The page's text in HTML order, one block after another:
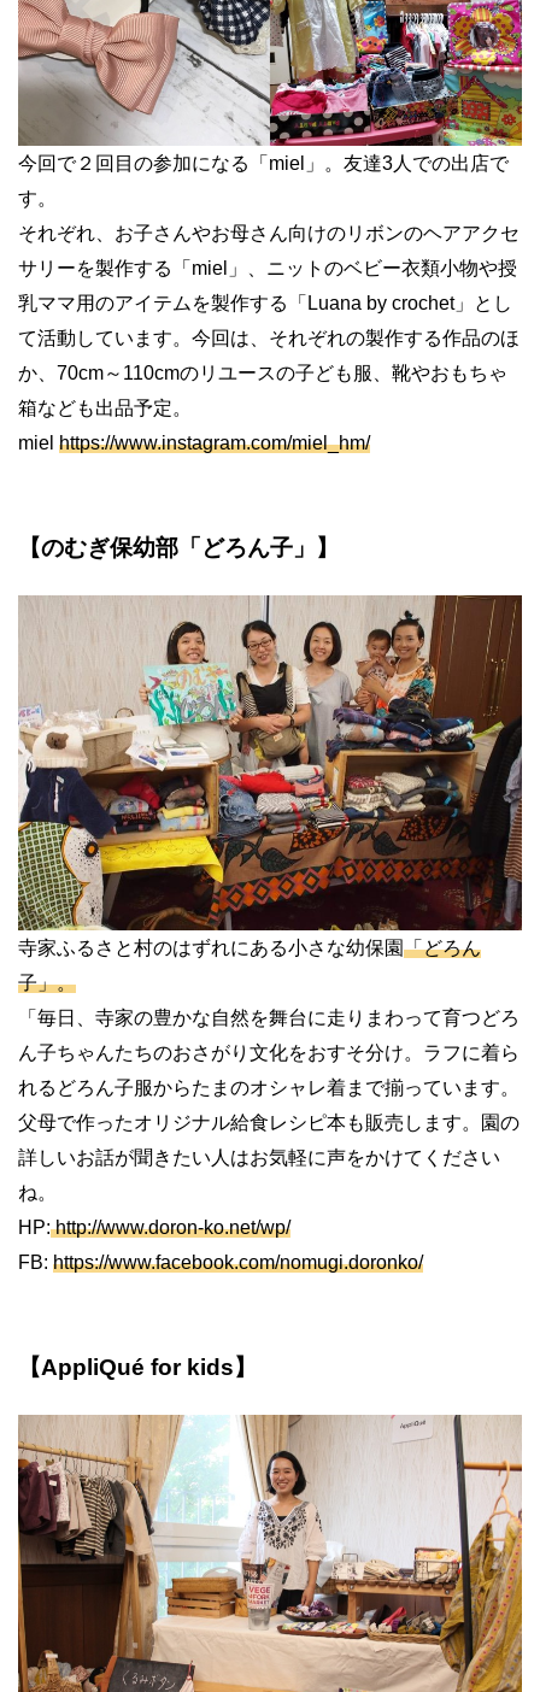
今回で２回目の参加になる「miel」。友達3人での出店で
す。
それぞれ、お子さんやお母さん向けのリボンのヘアアクセ
サリーを製作する「miel」、ニットのベビー衣類小物や授
乳ママ用のアイテムを製作する「Luana by crochet」とし
て活動しています。今回は、それぞれの製作する作品のほ
か、70cm～110cmのリユースの子ども服、靴やおもちゃ
箱なども出品予定。
miel https://www.instagram.com/miel_hm/
【のむぎ保幼部「どろん子」】
寺家ふるさと村のはずれにある小さな幼保園「どろん
子」。
「毎日、寺家の豊かな自然を舞台に走りまわって育つどろ
ん子ちゃんたちのおさがり文化をおすそ分け。ラフに着ら
れるどろん子服からたまのオシャレ着まで揃っています。
父母で作ったオリジナル給食レシピ本も販売します。園の
詳しいお話が聞きたい人はお気軽に声をかけてください
ね。
HP:http://www.doron-ko.net/wp/
FB: https://www.facebook.com/nomugi.doronko/
【AppliQué for kids】